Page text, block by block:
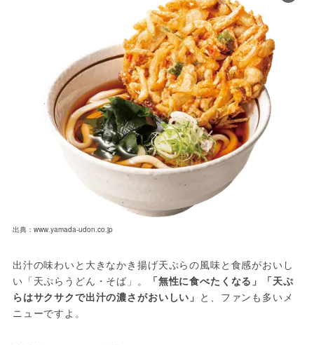
出典：www.yamada-udon.co.jp
出汁の味わいと大きなかき揚げ天ぷらの風味と食感がおいし
い「天ぷらうどん・そば」。
「無性に食べたくなる」「天ぷ
らはサクサクで出汁の濃さがおいしい」 と、ファンも多いメ
ニューですよ。